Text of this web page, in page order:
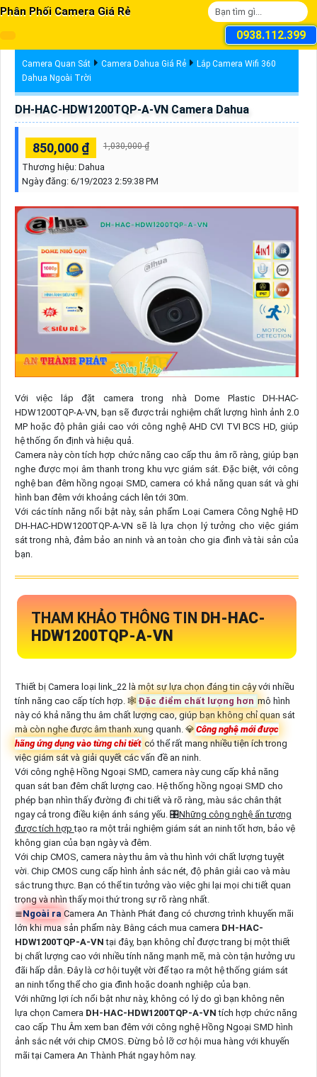
Phân Phối Camera Giá Rẻ
0938.112.399
Camera Quan Sát Camera Dahua Giá Rẻ
Lắp Camera Wifi 360
Dahua Ngoài Trời
DH-HAC-HDW1200TQP-A-VN Camera Dahua
850,000 ₫ 1,030,000 ₫
Thương hiệu: Dahua
Ngày đăng: 6/19/2023 2:59:38 PM
Với việc lắp đặt camera trong nhà Dome Plastic DH-HAC-
HDW1200TQP-A-VN, bạn sẽ được trải nghiệm chất lượng hình ảnh 2.0
MP hoặc độ phân giải cao với công nghệ AHD CVI TVI BCS HD, giúp
hệ thống ổn định và hiệu quả.
Camera này còn tích hợp chức năng cao cấp thu âm rõ ràng, giúp bạn
nghe được mọi âm thanh trong khu vực giám sát. Đặc biệt, với công
nghệ ban đêm hồng ngoại SMD, camera có khả năng quan sát và ghi
hình ban đêm với khoảng cách lên tới 30m.
Với các tính năng nổi bật này, sản phẩm Loại Camera Công Nghệ HD
DH-HAC-HDW1200TQP-A-VN sẽ là lựa chọn lý tưởng cho việc giám
sát trong nhà, đảm bảo an ninh và an toàn cho gia đình và tài sản của
bạn.
THAM KHẢO THÔNG TIN DH-HAC-
HDW1200TQP-A-VN
Thiết bị Camera loại link_22 là một sự lựa chọn đáng tin cậy với nhiều
tính năng cao cấp tích hợp. 🕸 Đặc điểm chất lượng hơn mô hình
này có khả năng thu âm chất lượng cao, giúp bạn không chỉ quan sát
mà còn nghe được âm thanh xung quanh. 💎Công nghệ mới được
hãng ứng dụng vào từng chi tiết có thể rất mang nhiều tiện ích trong
việc giám sát và giải quyết các vấn đề an ninh.
Với công nghệ Hồng Ngoại SMD, camera này cung cấp khả năng
quan sát ban đêm chất lượng cao. Hệ thống hồng ngoại SMD cho
phép bạn nhìn thấy đường đi chi tiết và rõ ràng, màu sắc chân thật
ngay cả trong điều kiện ánh sáng yếu. 🎛Những công nghệ ấn tượng
được tích hợptạo ra một trải nghiệm giám sát an ninh tốt hơn, bảo vệ
không gian của bạn ngày và đêm.
Với chip CMOS, camera này thu âm và thu hình với chất lượng tuyệt
vời. Chip CMOS cung cấp hình ảnh sắc nét, độ phân giải cao và màu
sắc trung thực. Bạn có thể tin tưởng vào việc ghi lại mọi chi tiết quan
trọng và nhìn thấy mọi thứ trong sự rõ ràng nhất.
≣Ngoài ra Camera An Thành Phát đang có chương trình khuyến mãi
lớn khi mua sản phẩm này. Bằng cách mua camera DH-HAC-
HDW1200TQP-A-VNtại đây, bạn không chỉ được trang bị một thiết
bị chất lượng cao với nhiều tính năng mạnh mẽ, mà còn tận hưởng ưu
đãi hấp dẫn. Đây là cơ hội tuyệt vời để tạo ra một hệ thống giám sát
an ninh tổng thể cho gia đình hoặc doanh nghiệp của bạn.
Với những lợi ích nổi bật như này, không có lý do gì bạn không nên
lựa chọn Camera DH-HAC-HDW1200TQP-A-VNtích hợp chức năng
cao cấp Thu Âm xem ban đêm với công nghệ Hồng Ngoại SMD hình
ảnh sắc nét với chip CMOS. Đừng bỏ lỡ cơ hội mua hàng với khuyến
mãi tại Camera An Thành Phát ngay hôm nay.